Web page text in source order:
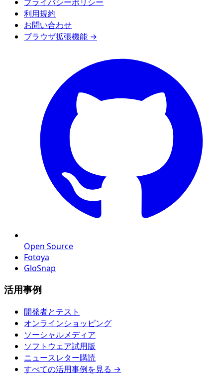
利用規約
お問い合わせ
ブラウザ拡張機能 →
Open Source
Fotoya
GloSnap
活用事例
開発者とテスト
オンラインショッピング
ソーシャルメディア
ソフトウェア試用版
ニュースレター購読
すべての活用事例を見る →